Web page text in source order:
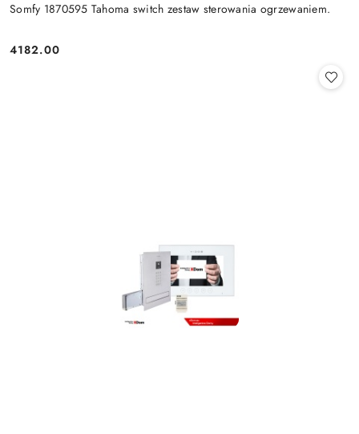
Somfy 1870595 Tahoma switch zestaw sterowania ogrzewaniem.
Cena:
4182.00